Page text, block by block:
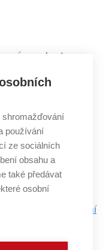
máme obrat v
který dokáže
o něj mají i
a
do prestižní
shromažďování
používání
ze sociálních
obsahu a
také předávat
osobní